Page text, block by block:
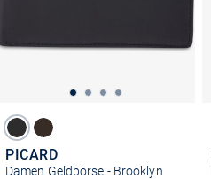
PICARD
Damen Geldbörse - Brooklyn